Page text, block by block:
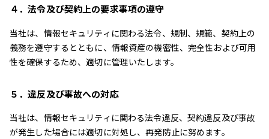
４．法令及び契約上の要求事項の遵守
当社は、情報セキュリティに関わる法令、規制、規範、契約上の
義務を遵守するとともに、情報資産の機密性、完全性および可用
性を確保するため、適切に管理いたします。
５．違反及び事故への対応
当社は、情報セキュリティに関わる法令違反、契約違反及び事故
が発生した場合には適切に対処し、再発防止に努めます。